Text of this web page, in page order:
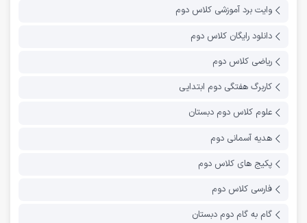
وایت برد آموزشی کلاس دوم
دانلود رایگان کلاس دوم
ریاضی کلاس دوم
کاربرگ هفتگی دوم ابتدایی
علوم کلاس دوم دبستان
هدیه آسمانی دوم
پکیج های کلاس دوم
فارسی کلاس دوم
گام به گام دوم دبستان